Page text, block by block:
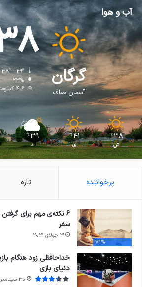
آب و هوا
گرگان
آسمان صاف
38º - 29º
23%
4.6 کیلومتر/ساعت
38
℃
ش
41
℃
ی
39
℃
د
پرخواننده تازه
71%
6 نکته‌ی مهم برای
سفر
3 جولای 2021
خداحافظی زود هنگام
دنیای بازی
30 سپتامبر 2021